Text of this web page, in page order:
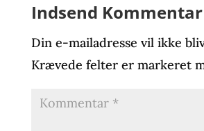
Indsend Kommentar
Din e-mailadresse vil ikke
Krævede felter er markeret